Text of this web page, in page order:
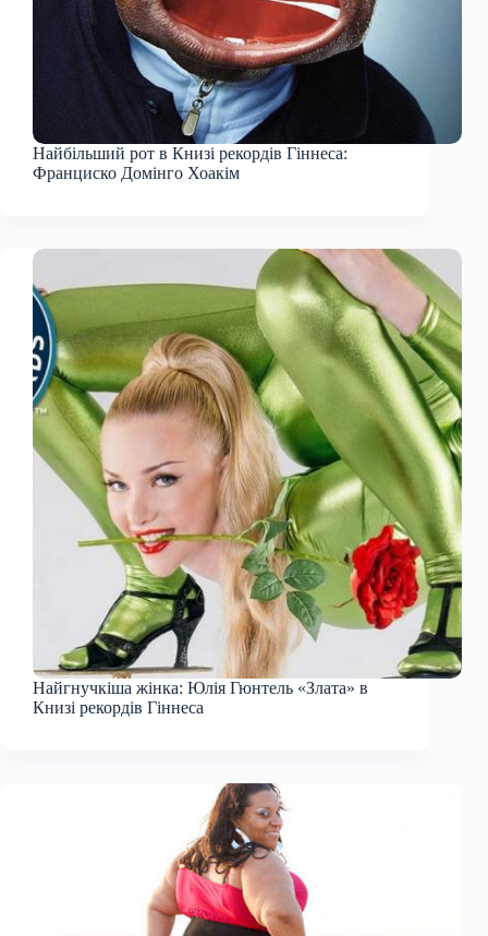
Найбільший рот в Книзі рекордів Гіннеса:
Франциско Домінго Хоакім
Найгнучкіша жінка: Юлія Гюнтель «Злата» в
Книзі рекордів Гіннеса